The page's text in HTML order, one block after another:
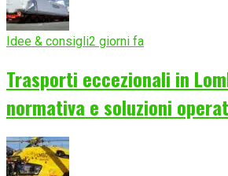
Idee & consigli2 giorni fa
Trasporti eccezionali in
normativa e soluzioni